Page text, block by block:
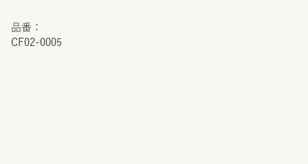
品番：
CF02-0005